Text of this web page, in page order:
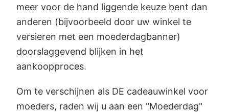
meer voor de hand liggende keuze bent dan
anderen (bijvoorbeeld door uw winkel te
versieren met een moederdagbanner)
doorslaggevend blijken in het
aankoopproces.
Om te verschijnen als DE cadeauwinkel voor
moeders, raden wij u aan een "Moederdag"